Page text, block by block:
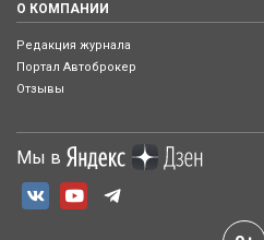
О КОМПАНИИ
Редакция журнала
Портал Автоброкер
Отзывы
Мы в